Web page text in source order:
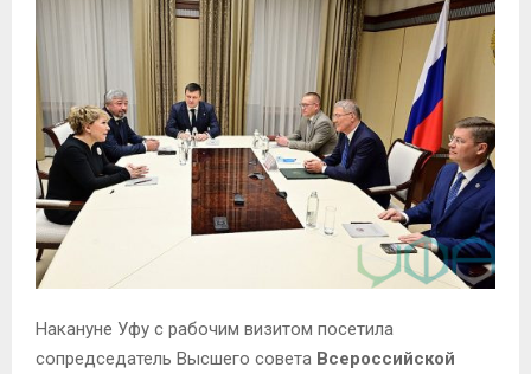
Накануне Уфу с рабочим визитом посетила
сопредседатель Высшего совета Всероссийской